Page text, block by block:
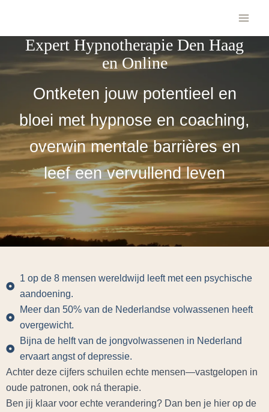
Expert Hypnotherapie Den Haag
en Online
Ontketen jouw potentieel en
bloei met hypnose en coaching,
overwin mentale barrières en
leef een vervullend leven
1 op de 8 mensen wereldwijd leeft met een psychische
aandoening.
Meer dan 50% van de Nederlandse volwassenen heeft
overgewicht.
Bijna de helft van de jongvolwassenen in Nederland
ervaart angst of depressie.
Achter deze cijfers schuilen echte mensen—vastgelopen in
oude patronen, ook ná therapie.
Ben jij klaar voor echte verandering? Dan ben je hier op de